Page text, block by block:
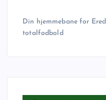
Din hjemmebane for
totalfodbold